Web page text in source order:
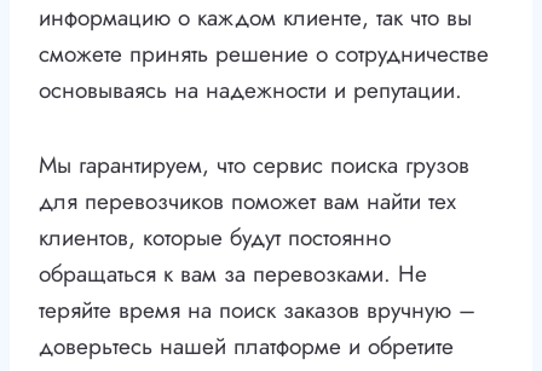
информацию о каждом клиенте, так что вы
сможете принять решение о сотрудничестве
основываясь на надежности и репутации.
Мы гарантируем, что сервис поиска грузов
для перевозчиков поможет вам найти тех
клиентов, которые будут постоянно
обращаться к вам за перевозками. Не
теряйте время на поиск заказов вручную –
доверьтесь нашей платформе и обретите